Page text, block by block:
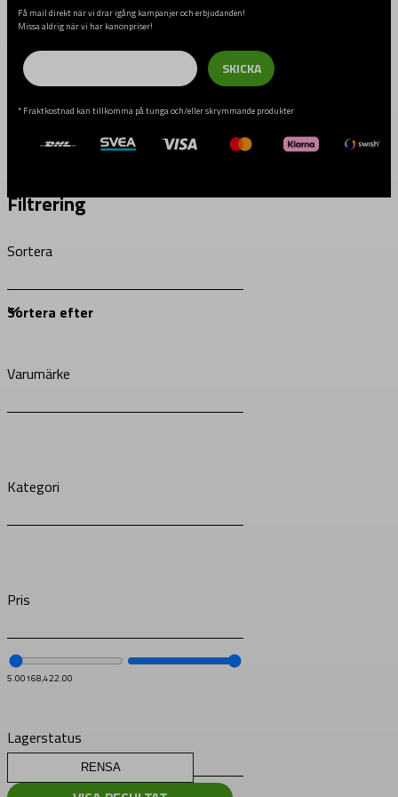
Få mail direkt när vi drar igång kampanjer och erbjudanden!
Missa aldrig när vi har kanonpriser!
Email
SKICKA
* Fraktkostnad kan tillkomma på tunga och/eller skrymmande produkter
Filtrering
Sortera
Varumärke
Kategori
Pris
5.00168,422.00
Lagerstatus
RENSA